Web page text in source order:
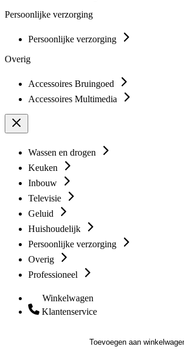
Persoonlijke verzorging
Persoonlijke verzorging
Overig
Accessoires Bruingoed
Accessoires Multimedia
Wassen en drogen
Keuken
Inbouw
Televisie
Geluid
Huishoudelijk
Persoonlijke verzorging
Overig
Professioneel
Winkelwagen
Klantenservice
Toevoegen aan